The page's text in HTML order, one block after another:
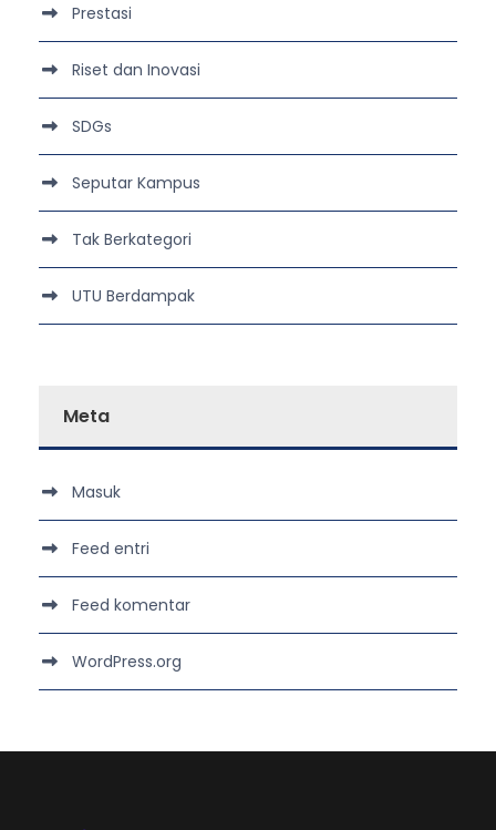
Prestasi
Riset dan Inovasi
SDGs
Seputar Kampus
Tak Berkategori
UTU Berdampak
Meta
Masuk
Feed entri
Feed komentar
WordPress.org